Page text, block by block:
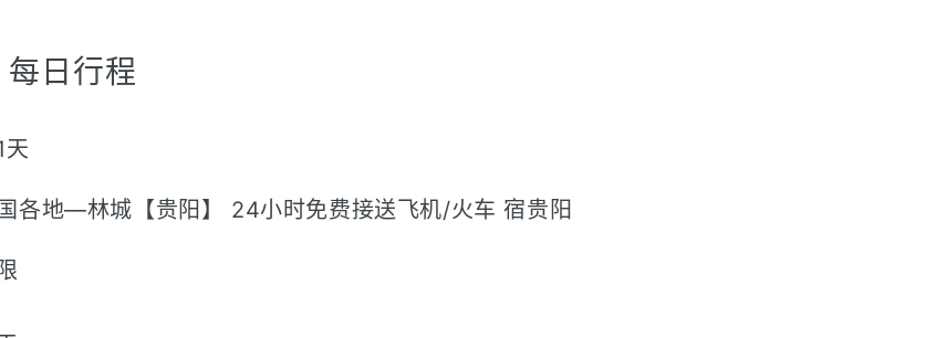
日行程
天
各地—林城【贵阳】 24小时免费接送飞机/火车 宿贵阳